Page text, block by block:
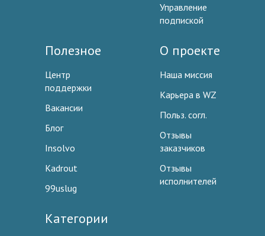
Управление
подпиской
Полезное
Центр
поддержки
Вакансии
Блог
Insolvo
Kadrout
99uslug
О проекте
Наша миссия
Карьера в WZ
Польз. согл.
Отзывы
заказчиков
Отзывы
исполнителей
Категории